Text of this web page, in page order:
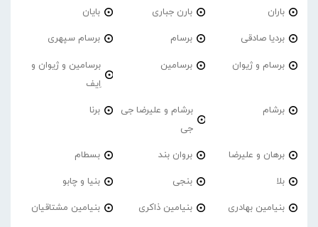
باران بارن جباری بایان
بردیا صادقی برسام برسام سپهری
برسام و ژیوان برسامین
برسامین و ژیوان و
اِیف
برشام
برشام و علیرضا جی
جی
برنا
برهان و علیرضا بروان بند بسطام
بلا بنجی بنیا و چابو
بنیامین بهادری بنیامین ذاکری بنیامین مشتاقیان